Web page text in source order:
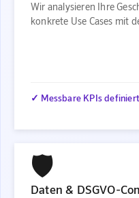
Wir analysieren Ihre
konkrete Use Cases mit
✓ Messbare KPIs definiert
🛡️
Daten & DSGVO-